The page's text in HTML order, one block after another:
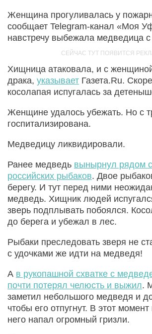
Женщина прогуливалась у
сообщает Telegram-канал «Моя
навстречу выбежала медведица
Хищница атаковала, и с
драка, указывает Газета.Ru.
косолапая испугалась за
Женщине удалось убежать. Но с
госпитализирована.
Медведицу ликвидировали.
Ранее медведь вынырнул рядом
российских рыбаков. Двое
берегу. И тут перед ними
медведь. Хищник людей
зверь подплывать побоялся.
до берега и убежал в лес.
Рыбаки преследовать зверя не
с удочками же идти на медведя!
А в рукопашной схватке с
почти потерял челюсть и выжил.
заметил небольшого медведя и
чтобы его отпугнут. В этот момент
него напал огромный гризли.